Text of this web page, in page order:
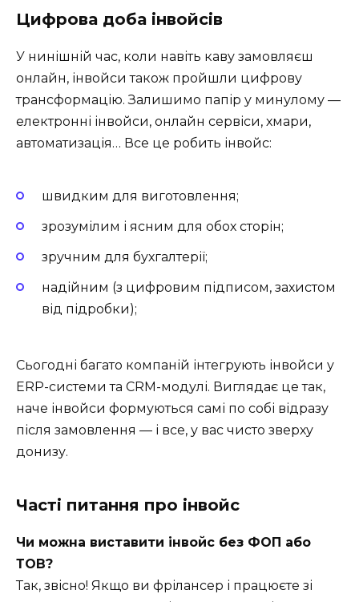
Цифрова доба інвойсів
У нинішній час, коли навіть каву замовляєш
онлайн, інвойси також пройшли цифрову
трансформацію. Залишимо папір у минулому —
електронні інвойси, онлайн сервіси, хмари,
автоматизація… Все це робить інвойс:
швидким для виготовлення;
зрозумілим і ясним для обох сторін;
зручним для бухгалтерії;
надійним (з цифровим підписом, захистом
від підробки);
Сьогодні багато компаній інтегрують інвойси у
ERP-системи та CRM-модулі. Виглядає це так,
наче інвойси формуються самі по собі відразу
після замовлення — і все, у вас чисто зверху
донизу.
Часті питання про інвойс
Чи можна виставити інвойс без ФОП або
ТОВ?
Так, звісно! Якщо ви фрілансер і працюєте зі